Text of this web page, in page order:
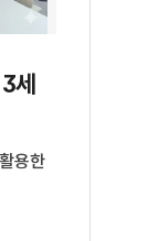
세
용한